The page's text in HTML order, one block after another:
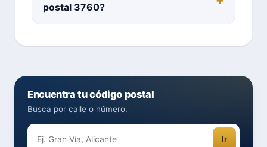
postal 3760?
Encuentra tu código postal
Busca por calle o número.
Ir